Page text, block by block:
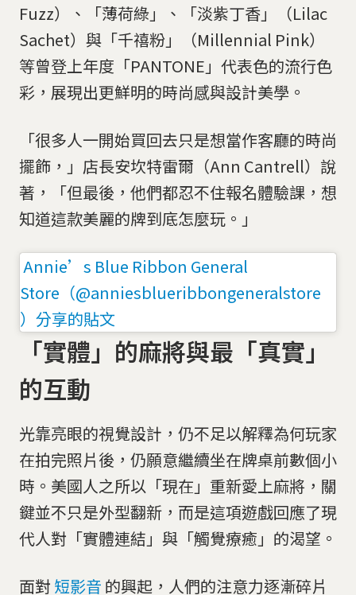
Fuzz）、「薄荷綠」、「淡紫丁香」（Lilac
Sachet）與「千禧粉」（Millennial Pink）
等曾登上年度「PANTONE」代表色的流行色
彩，展現出更鮮明的時尚感與設計美學。
「很多人一開始買回去只是想當作客廳的時尚
擺飾，」店長安坎特雷爾（Ann Cantrell）說
著，「但最後，他們都忍不住報名體驗課，想
知道這款美麗的牌到底怎麼玩。」
Annie’s Blue Ribbon General
Store（@anniesblueribbongeneralstore
）分享的貼文
「實體」的麻將與最「真實」
的互動
光靠亮眼的視覺設計，仍不足以解釋為何玩家
在拍完照片後，仍願意繼續坐在牌桌前數個小
時。美國人之所以「現在」重新愛上麻將，關
鍵並不只是外型翻新，而是這項遊戲回應了現
代人對「實體連結」與「觸覺療癒」的渴望。
面對 短影音 的興起，人們的注意力逐漸碎片